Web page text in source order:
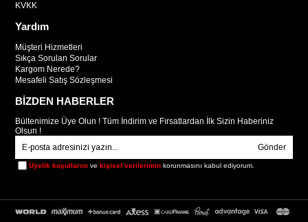
Karavan su tankları genellikle hafif ve taşınabilir malzemelerden
üretilir, bu da seyahat edenlerin su ihtiyaçlarını kolayca
karşılamalarını sağlar.
Kapasite
Farklı boyutlarda ve kapasitelerdeki su tankları, kullanıcıların
seçilmelidir.
KVKK
Yardım
Müşteri Hizmetleri
Sıkça Sorulan Sorular
Kargom Nerede?
Mesafeli Satış Sözleşmesi
BİZDEN HABERLER
Bültenimize Üye Olun ! Tüm İndirim ve Fırsatlardan İlk Sizin Haberiniz
Olsun !
Gönder
Üyelik koşullarını vekişisel verilerimin korunmasını kabul ediyorum.